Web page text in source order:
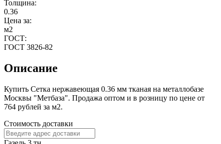
Толщина:
0.36
Цена за:
м2
ГОСТ:
ГОСТ 3826-82
Описание
Купить Сетка нержавеющая 0.36 мм тканая на металлобазе
Москвы "Метбаза". Продажа оптом и в розницу по цене от
764 рублей за м2.
Стоимость доставки